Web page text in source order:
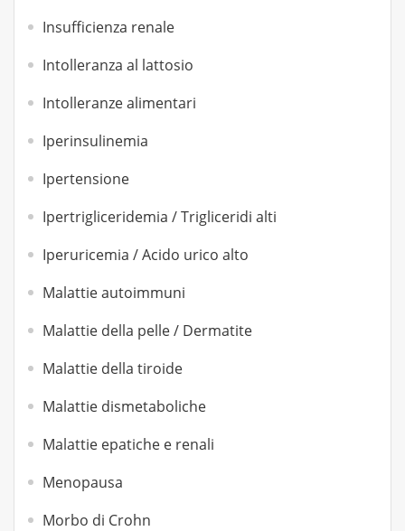
Insufficienza renale
Intolleranza al lattosio
Intolleranze alimentari
Iperinsulinemia
Ipertensione
Ipertrigliceridemia / Trigliceridi alti
Iperuricemia / Acido urico alto
Malattie autoimmuni
Malattie della pelle / Dermatite
Malattie della tiroide
Malattie dismetaboliche
Malattie epatiche e renali
Menopausa
Morbo di Crohn